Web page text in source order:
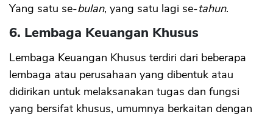
Yang satu se-bulan, yang satu lagi se-tahun.
6. Lembaga Keuangan Khusus
Lembaga Keuangan Khusus terdiri dari beberapa
lembaga atau perusahaan yang dibentuk atau
didirikan untuk melaksanakan tugas dan fungsi
yang bersifat khusus, umumnya berkaitan dengan